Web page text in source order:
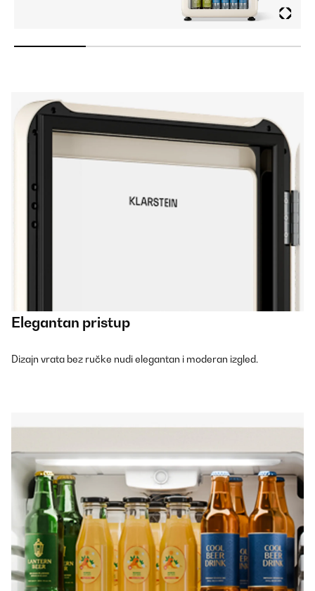
Elegantan pristup
Dizajn vrata bez ručke nudi elegantan i moderan izgled.